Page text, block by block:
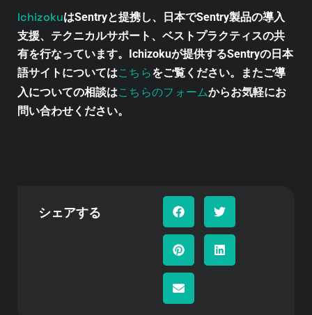
IchizokuはSentryと提携し、日本でSentry製品の導入
支援、テクニカルサポート、ベストプラクティスの共
有を行なっています。Ichizokuが提供するSentryの日本
語サイトについてはこちらをご覧ください。またご導
入についての相談はこちらのフォームからお気軽にお
問い合わせください。
シェアする